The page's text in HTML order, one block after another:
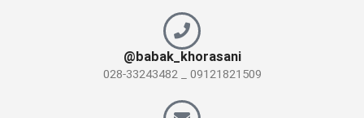
babak_khorasani@
09121821509 _ 028-33243482